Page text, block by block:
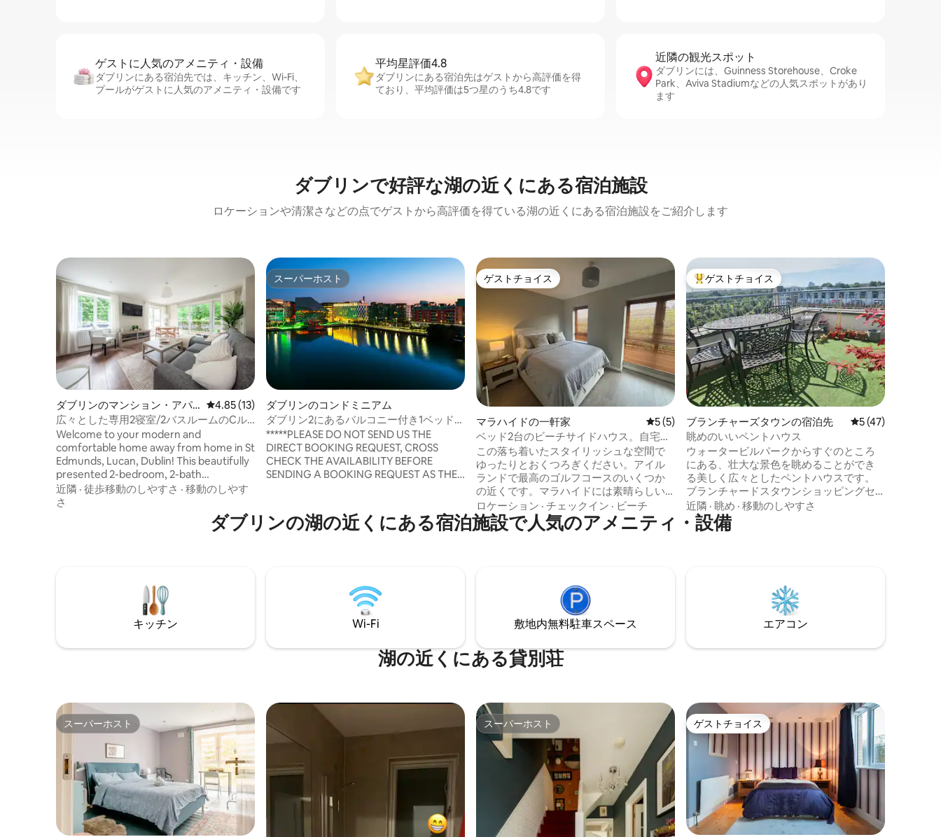
ゲストに人⁠気⁠のア⁠メ⁠ニ⁠テ⁠ィ・設⁠備
ダブリンにある宿泊先では、キッチン、Wi-Fi、
プールがゲストに人気のアメニティ・設備です
平均星評価4.8
ダブリンにある宿泊先はゲストから高評価を得
ており、平均評価は5つ星のうち4.8です
近隣の観光ス⁠ポ⁠ッ⁠ト
ダブリンには、Guinness Storehouse、Croke
Park、Aviva Stadiumなどの人気スポットがあり
ます
ダブリンで好評な湖の近くにある宿泊施設
ロケーションや清潔さなどの点でゲストから高評価を得ている湖の近くにある宿泊施設をご紹介します
ダブリンのマンション・アパ
ート
レビュー13件、5つ星中4.85つ星の平均評価
4.85 (13)
広々とした専用2寝室/2バスルームのCル
ーム/無料駐車場/ Wi-Fi。
Welcome to your modern and
comfortable home away from home in St
Edmunds, Lucan, Dublin! This beautifully
presented 2-bedroom, 2-bath
apartment is perfect for families,
business travellers, couples, or friends
exploring Dublin or staying for extended
visits. ✨ Space highlights: • Spacious
bathrooms — ideal for groups or families
近隣 · 徒歩移動のしやすさ · 移動のしやす
さ
スーパーホスト
スーパーホスト
ダブリンのコンドミニアム
ダブリン2にあるバルコニー付き1ベッドル
ームのアパート
*****PLEASE DO NOT SEND US THE
DIRECT BOOKING REQUEST, CROSS
CHECK THE AVAILABILITY BEFORE
SENDING A BOOKING REQUEST AS THE
images are from one of the apartments
in the block, the style and colour scheme
ゲストチョイス
ゲストチョイス
マラハイドの一軒家 レビュー5件、5つ星中5つ星の平均評価
5 (5)
ベッド2台のビーチサイドハウス。自宅の
ようにくつろげる宿泊先
この落ち着いたスタイリッシュな空間で
ゆったりとおくつろぎください。アイル
ランドで最高のゴルフコースのいくつか
の近くです。マラハイドには素晴らしい
パブやレストランがたくさんあり、ビー
チ沿いを散歩するだけで楽しめます。近
くにDunnesストア／Lidlショッピングセ
分で空港、市内中心部、ショッピングセ
ンターに行けます。 景色やその他の魅力
から、私や多くの人々と同じように、マ
ラハイドに恋に落ちないでいられないで
ロケーション · チェックイン · ビーチ
大好評のゲストチョイスです。
ゲストチョイス
ブランチャーズタウンの宿泊先 レビュー47件、5
5 (47)
眺めのいいペントハウス
ウォータービルパークからすぐのところ
にある、壮大な景色を眺めることができ
る美しく広々としたペントハウスです。
ブランチャードスタウンショッピングセ
ンターまで車で3分、 M50まで車で3分 ダ
ブリン空港まで車で13分 ナショナルアク
アティックセンター「50メートルプール
ナ、ボードゲイスシアターなどに簡単に
アクセスできます。地元のバスと電車は
ウォータービルから簡単にアクセスでき
近隣 · 眺め · 移動のしやすさ
ダブリンの湖の近くにある宿泊施設で人気のアメニティ・設備
キッチン Wi-Fi 敷地内無料駐⁠車ス⁠ペ⁠ー⁠ス エアコン
湖の近くにある貸別荘
スーパーホスト
スーパーホスト スーパーホスト
スーパーホスト ゲストチョイス
ゲストチョイス